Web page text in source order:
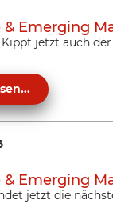
& Emerging
Kippt jetzt auch
& Emerging
jetzt die